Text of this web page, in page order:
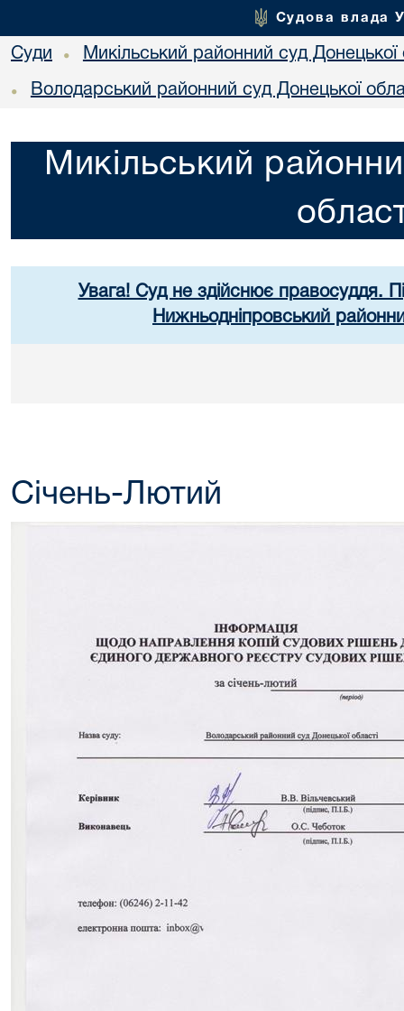
Судова влада
Суди • Микільський районний суд Донецької
• Володарський районний суд Донецької
Микільський
Увага! Суд не здійснює правосуддя.
Нижньодніпровський
Січень-Лютий